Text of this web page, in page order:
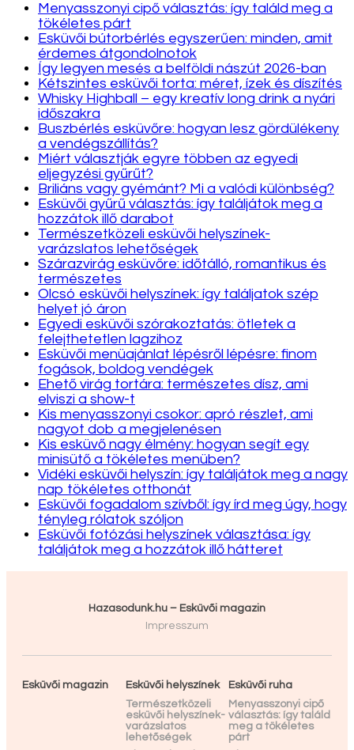
Menyasszonyi cipő választás: így találd meg a
tökéletes párt
Esküvői bútorbérlés egyszerűen: minden, amit
érdemes átgondolnotok
Így legyen mesés a belföldi nászút 2026-ban
Kétszintes esküvői torta: méret, ízek és díszítés
Whisky Highball – egy kreatív long drink a nyári
időszakra
Buszbérlés esküvőre: hogyan lesz gördülékeny
a vendégszállítás?
Miért választják egyre többen az egyedi
eljegyzési gyűrűt?
Briliáns vagy gyémánt? Mi a valódi különbség?
Esküvői gyűrű választás: így találjátok meg a
hozzátok illő darabot
Természetközeli esküvői helyszínek-
varázslatos lehetőségek
Szárazvirág esküvőre: időtálló, romantikus és
természetes
Olcsó esküvői helyszínek: így találjatok szép
helyet jó áron
Egyedi esküvői szórakoztatás: ötletek a
felejthetetlen lagzihoz
Esküvői menüajánlat lépésről lépésre: finom
fogások, boldog vendégek
Ehető virág tortára: természetes dísz, ami
elviszi a show-t
Kis menyasszonyi csokor: apró részlet, ami
nagyot dob a megjelenésen
Kis esküvő nagy élmény: hogyan segít egy
minisütő a tökéletes menüben?
Vidéki esküvői helyszín: így találjátok meg a nagy
nap tökéletes otthonát
Esküvői fogadalom szívből: így írd meg úgy, hogy
tényleg rólatok szóljon
Esküvői fotózási helyszínek választása: így
találjátok meg a hozzátok illő hátteret
Hazasodunk.hu – Esküvői magazin
Impresszum
Esküvői magazin
Esküvői helyszínek
Természetközeli
esküvői helyszínek-
varázslatos
lehetőségek
Esküvői ruha
Menyasszonyi cipő
választás: így találd
meg a tökéletes
párt